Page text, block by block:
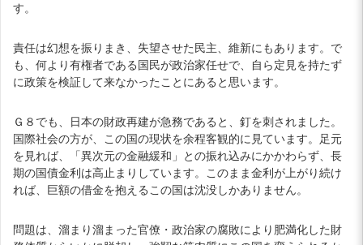
す。
責任は幻想を振りまき、失望させた民主、維新にもあります。で
も、何より有権者である国民が政治家任せで、自ら定見を持たず
に政策を検証して来なかったことにあると思います。
Ｇ８でも、日本の財政再建が急務であると、釘を刺されました。
国際社会の方が、この国の現状を余程客観的に見ています。足元
を見れば、「異次元の金融緩和」との振れ込みにかかわらず、長
期の国債金利は高止まりしています。このまま金利が上がり続け
れば、巨額の借金を抱えるこの国は沈没しかありません。
問題は、溜まり溜まった官僚・政治家の腐敗により肥満化した財